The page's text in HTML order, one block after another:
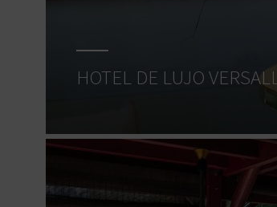
HOTEL DE LUJO